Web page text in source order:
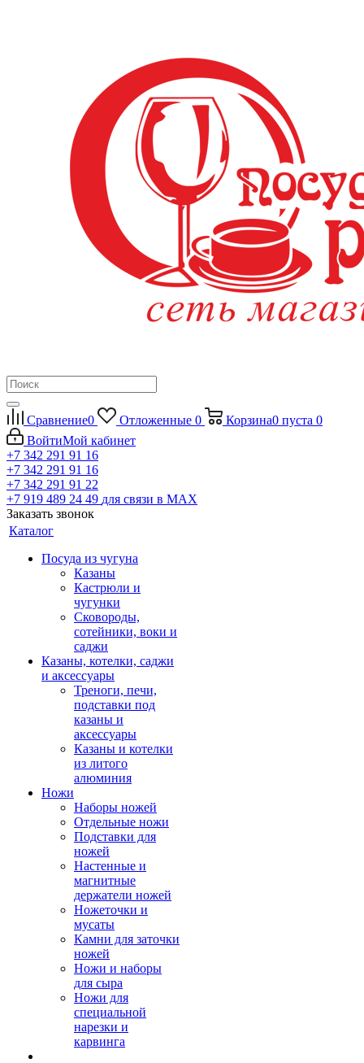
Сравнение0 Отложенные 0 Корзина0 пуста 0
ВойтиМой кабинет
+7 342 291 91 16
+7 342 291 91 16
+7 342 291 91 22
+7 919 489 24 49 для связи в МАХ
Заказать звонок
Каталог
Посуда из чугуна
Казаны
Кастрюли и
чугунки
Сковороды,
сотейники, воки и
саджи
Казаны, котелки, саджи
и аксессуары
Треноги, печи,
подставки под
казаны и
аксессуары
Казаны и котелки
из литого
алюминия
Ножи
Наборы ножей
Отдельные ножи
Подставки для
ножей
Настенные и
магнитные
держатели ножей
Ножеточки и
мусаты
Камни для заточки
ножей
Ножи и наборы
для сыра
Ножи для
специальной
нарезки и
карвинга